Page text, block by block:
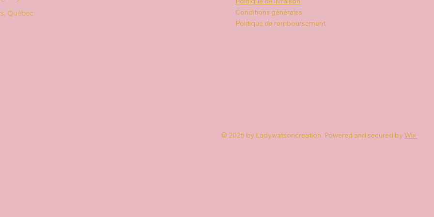
Québec
Conditions générales
Politique de remboursement
© 2025 by Ladywatsoncreation. Powered and secured by Wix